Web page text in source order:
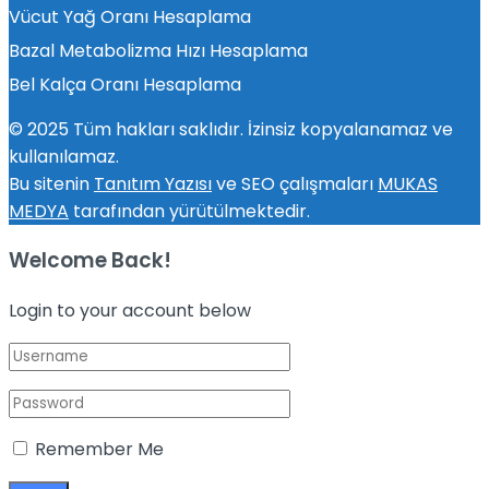
Vücut Yağ Oranı Hesaplama
Bazal Metabolizma Hızı Hesaplama
Bel Kalça Oranı Hesaplama
© 2025 Tüm hakları saklıdır. İzinsiz kopyalanamaz ve
kullanılamaz.
Bu sitenin Tanıtım Yazısıve SEO çalışmaları MUKAS
MEDYA tarafından yürütülmektedir.
Welcome Back!
Login to your account below
Remember Me